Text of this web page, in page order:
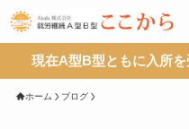
現在A型B型ともに入所を受
ホーム ブログ